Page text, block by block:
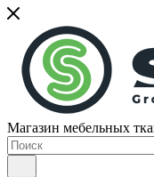
Магазин мебельных